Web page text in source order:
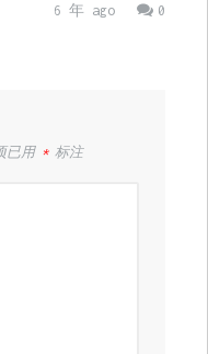
0
6 年 ago
已用 *标注